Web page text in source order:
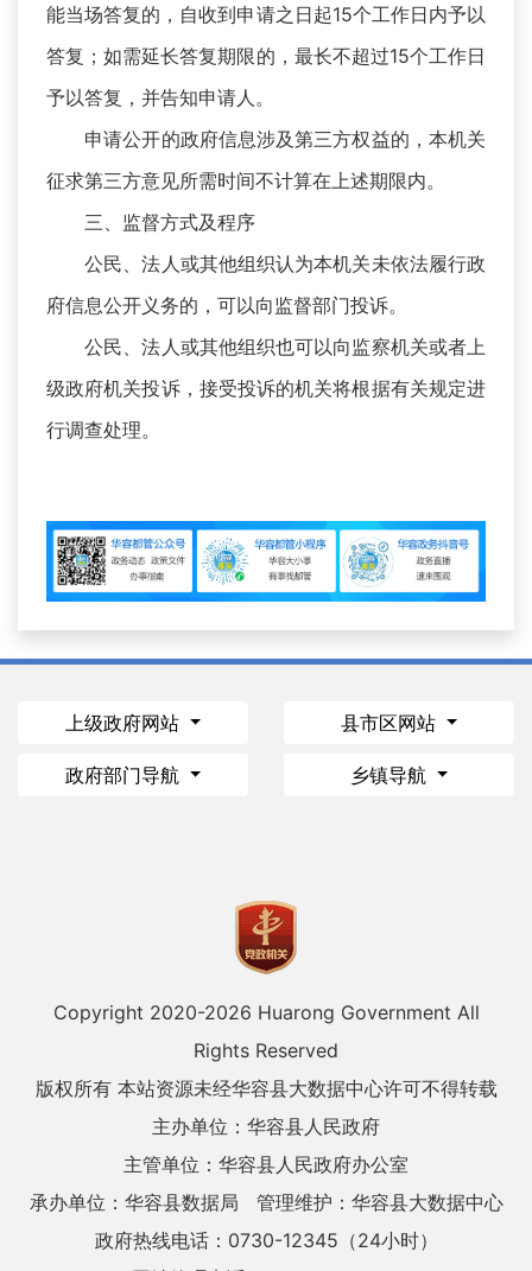
能当场答复的，自收到申请之日起15个工作日内予以
答复；如需延长答复期限的，最长不超过15个工作日
予以答复，并告知申请人。
申请公开的政府信息涉及第三方权益的，本机关
征求第三方意见所需时间不计算在上述期限内。
三、监督方式及程序
公民、法人或其他组织认为本机关未依法履行政
府信息公开义务的，可以向监督部门投诉。
公民、法人或其他组织也可以向监察机关或者上
级政府机关投诉，接受投诉的机关将根据有关规定进
行调查处理。
上级政府网站 县市区网站
政府部门导航 乡镇导航
Copyright 2020-2026 Huarong Government All
Rights Reserved
版权所有 本站资源未经华容县大数据中心许可不得转载
主办单位：华容县人民政府
主管单位：华容县人民政府办公室
承办单位：华容县数据局
管理维护：华容县大数据中心
政府热线电话：0730-12345（24小时）